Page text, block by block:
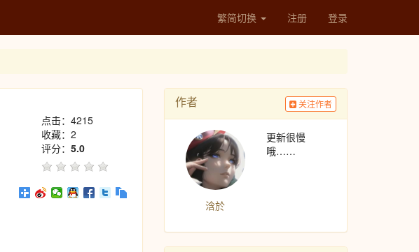
繁简切换 注册 登录
点击：4215
收藏：2
评分： 5.0
作者 关注作者
浛於
更新很慢
哦……